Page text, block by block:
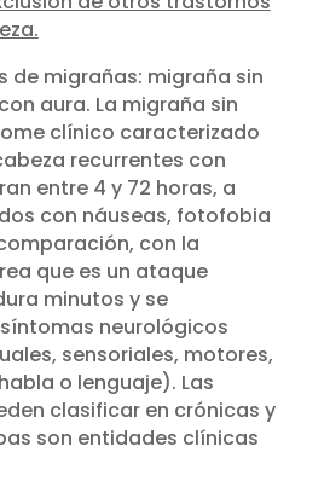
de migrañas: migraña sin
aura. La migraña sin
clínico caracterizado
recurrentes con
entre 4 y 72 horas, a
con náuseas, fotofobia
con la
que es un ataque
minutos y se
neurológicos
sensoriales, motores,
o lenguaje). Las
clasificar en crónicas y
son entidades clínicas